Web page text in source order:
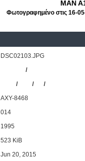
MAN
Φωτογραφημένο στις 16-
DSC02103.JPG
/
/ / /
ΑΧΥ-8468
014
1995
523 KiB
Jun 20, 2015